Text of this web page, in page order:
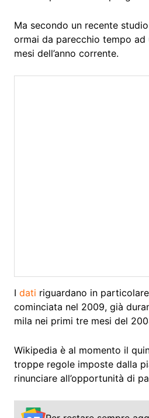
Ma secondo un recente
ormai da parecchio tempo
mesi dell’anno corrente.
I dati riguardano in
cominciata nel 2009, già
mila nei primi tre mesi del
Wikipedia è al momento il
troppe regole imposte dalla
rinunciare all’opportunità di